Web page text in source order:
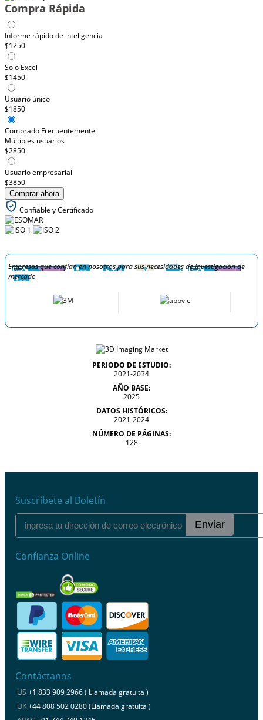
Compra Rápida
Informe rápido de inteligencia
$1250
Solo Excel
$1450
Usuario único
$1850
Comprado Frecuentemente
Múltiples usuarios
$2850
Usuario empresarial
$3850
Comprar ahora
Confiable y Certificado
Empresas que confían en nosotros para sus necesidades de investigación de
mercado
PERIODO DE ESTUDIO:
2021-2034
AÑO BASE:
2025
DATOS HISTÓRICOS:
2021-2024
NÚMERO DE PÁGINAS:
128
Suscríbete al Boletín
Enviar
Confianza Online
Contáctanos
US +1 833 909 2966 ( Llamada gratuita )
UK+44 808 502 0280 (Llamada gratuita )